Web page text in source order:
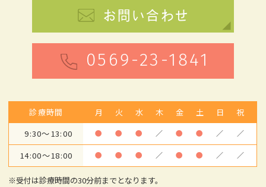
お問い合わせ
0569-23-1841
診療時間 月 火 水 木 金 土 日
祝
9:30～13:00
● ● ● ／ ● ● ／ ／
14:00～18:00 ● ● ● ／ ● ● ／ ／
※受付は診療時間の30分前までとなります。